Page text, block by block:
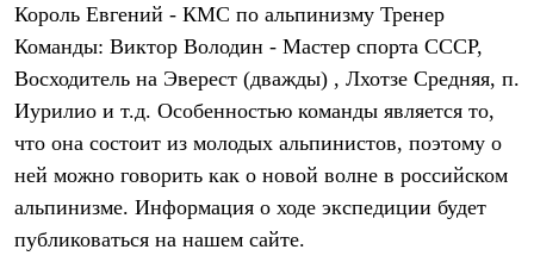
Футболки
Брюки
Термобелье
Теплое термобелье
Среднее термобелье
Легкое термобелье
Флисовая одежда
Брюки
Детская одежда
Король Евгений - КМС по альпинизму Тренер
Команды: Виктор Володин - Мастер спорта СССР,
Восходитель на Эверест (дважды) , Лхотзе Средняя, п.
Иурилио и т.д. Особенностью команды является то,
что она состоит из молодых альпинистов, поэтому о
ней можно говорить как о новой волне в российском
альпинизме. Информация о ходе экспедиции будет
публиковаться на нашем сайте.